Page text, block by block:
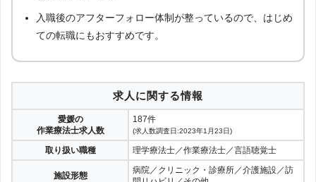
入職後のアフターフォロー体制が整っているので、はじめ
ての転職にもおすすめです。
求人に関する情報
愛媛の
作業療法士求人数
187件
(求人数調査日:2023年1月23日)
取り扱い職種 理学療法士／作業療法士／言語聴覚士
施設形態
病院／クリニック・診療所／介護施設／訪